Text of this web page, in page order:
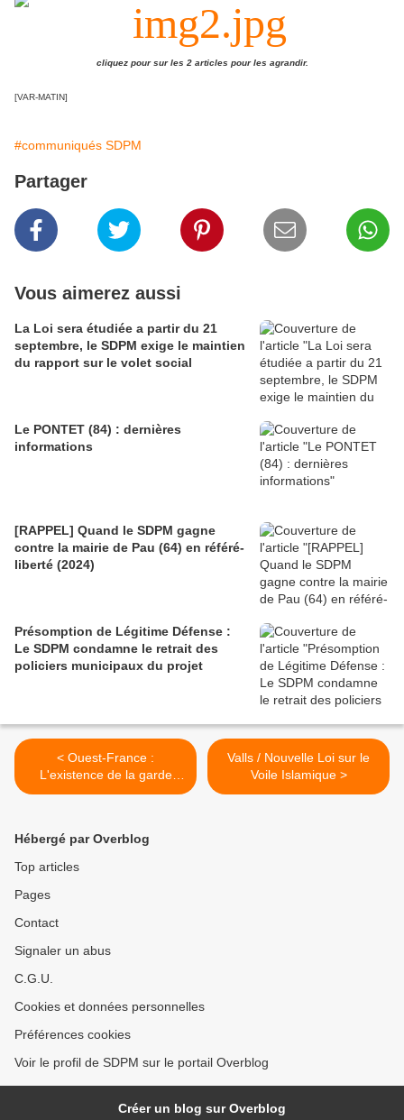
cliquez pour sur les 2 articles pour les agrandir.
[VAR-MATIN]
#communiqués SDPM
Partager
Vous aimerez aussi
La Loi sera étudiée a partir du 21
septembre, le SDPM exige le maintien
du rapport sur le volet social
Le PONTET (84) : dernières
informations
[RAPPEL] Quand le SDPM gagne
contre la mairie de Pau (64) en référé-
liberté (2024)
Présomption de Légitime Défense :
Le SDPM condamne le retrait des
policiers municipaux du projet
< Ouest-France :
L'existence de la garde
urbaine contestée
Valls / Nouvelle Loi sur le
Voile Islamique >
Hébergé par Overblog
Top articles
Pages
Contact
Signaler un abus
C.G.U.
Cookies et données personnelles
Préférences cookies
Voir le profil de SDPM sur le portail Overblog
Créer un blog sur Overblog